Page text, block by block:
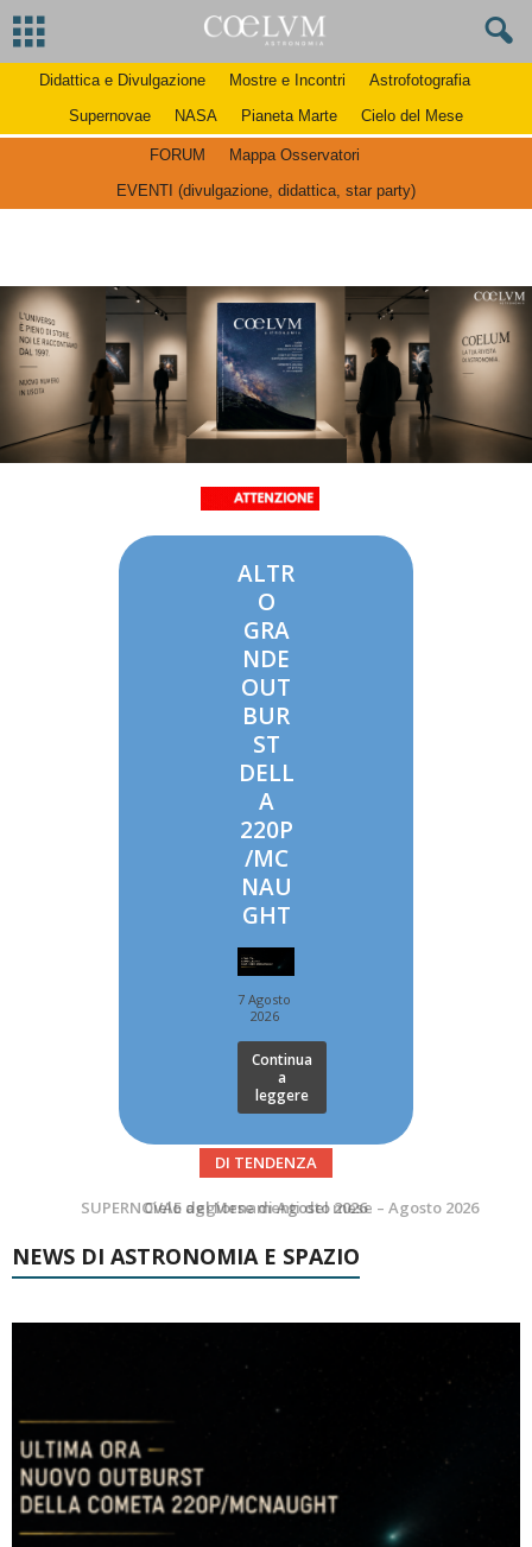
Didattica e Divulgazione Mostre e Incontri
Astrofotografia
Supernovae
NASA Pianeta Marte Cielo del Mese
FORUM
Mappa Osservatori
EVENTI (divulgazione, didattica, star party)
ALTR
O
GRA
NDE
OUT
BUR
ST
DELL
A
220P
/MC
NAU
GHT
7 Agosto
2026
Continua
a
leggere
DI TENDENZA
SUPERNOVAE aggiornamenti del mese – Agosto 2026
NEWS DI ASTRONOMIA E SPAZIO